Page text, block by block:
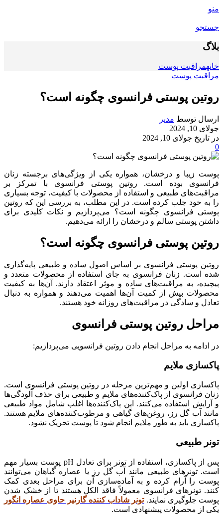
منو
جستجو
بلاگ
خانهمراقبت پوست
مراقبت پوست
روتین پوستی فرانسوی چگونه است؟
ارسال توسط مدیر
جولای 10, 2024
در تاریخ جولای 10, 2024
0
پوست زیبا و درخشان، همواره یکی از ویژگی‌های برجسته زنان
فرانسوی بوده است. روتین پوستی فرانسوی با تمرکز بر
مراقبت‌های طبیعی و استفاده از محصولات با کیفیت، توجه بسیاری
را به خود جلب کرده است. در این مطلب، به بررسی این که روتین
پوستی فرانسوی چگونه است؟ می‌پردازیم و نکات کلیدی برای
داشتن پوستی سالم و درخشان را ارائه می‌دهیم.
روتین پوستی فرانسوی چگونه است؟
روتین پوستی فرانسوی بر اساس اصول ساده و طبیعی پایه‌گذاری
شده است. زنان فرانسوی به جای استفاده از محصولات متعدد و
پیچیده، به مراقبت‌های ساده و موثر اعتقاد دارند. آن‌ها به کیفیت
محصولات بیش از کمیت آن‌ها اهمیت می‌دهند و همواره به دنبال
تعادل و سادگی در مراقبت‌های روزانه خود هستند.
مراحل روتین پوستی فرانسوی
در ادامه به مراحل انجام دادن روتین فرانسویی می‌پردازیم:
پاکسازی ملایم
پاکسازی اولین و مهم‌ترین مرحله در روتین پوستی فرانسوی است.
زنان فرانسوی از پاک‌کننده‌های ملایم و طبیعی برای حذف آلودگی‌ها
و آرایش استفاده می‌کنند. این پاک‌کننده‌ها اغلب شامل مواد طبیعی
مانند آب گل رز، روغن‌های گیاهی و مرطوب‌کننده‌های ملایم هستند.
پاکسازی باید به طور ملایم انجام شود تا پوست تحریک نشود.
تونر طبیعی
پس از پاکسازی، استفاده از تونر برای تعادل pH پوست بسیار مهم
است. تونرهای طبیعی مانند آب گل رز یا عصاره گیاهان می‌توانند
پوست را آرام کرده و به آماده‌سازی آن برای مراحل بعدی کمک
کنند. تونرهای فرانسوی معمولاً فاقد الکل هستند تا از خشک شدن
پوست جلوگیری نمایند.تونر شاداب کننده گارنیر حاوی عصاره انگور
یکی از محصولات پیشنهادی است.